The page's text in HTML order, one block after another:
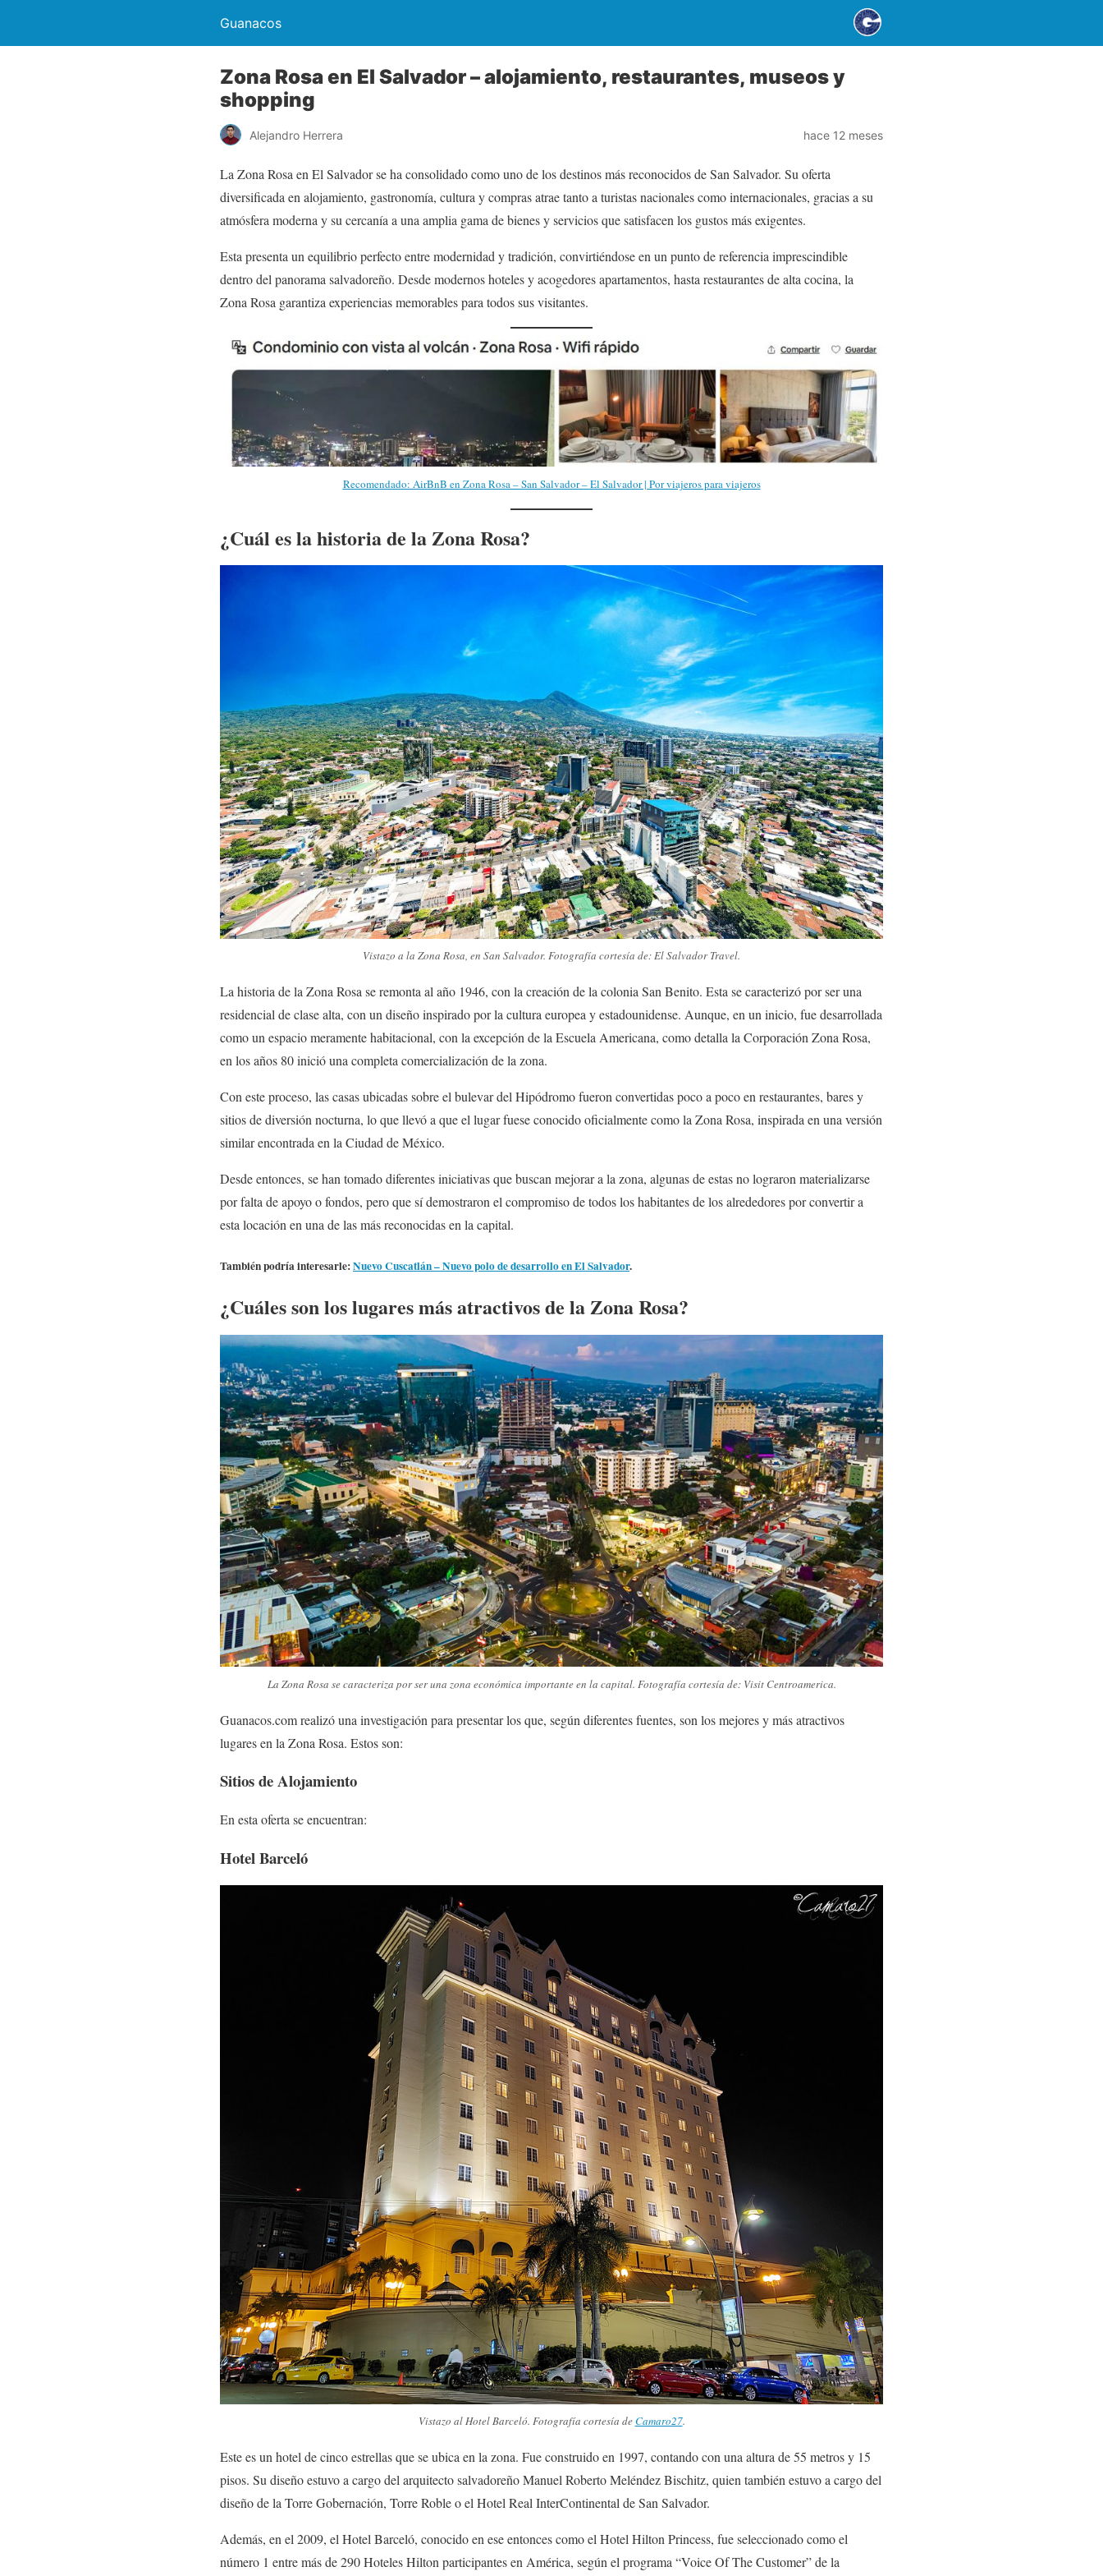
Guanacos
Zona Rosa en El Salvador – alojamiento, restaurantes, museos y
shopping
Alejandro Herrera hace 12 meses
La Zona Rosa en El Salvador se ha consolidado como uno de los destinos más reconocidos de San Salvador. Su oferta
diversificada en alojamiento, gastronomía, cultura y compras atrae tanto a turistas nacionales como internacionales, gracias a su
atmósfera moderna y su cercanía a una amplia gama de bienes y servicios que satisfacen los gustos más exigentes.
Esta presenta un equilibrio perfecto entre modernidad y tradición, convirtiéndose en un punto de referencia imprescindible
dentro del panorama salvadoreño. Desde modernos hoteles y acogedores apartamentos, hasta restaurantes de alta cocina, la
Zona Rosa garantiza experiencias memorables para todos sus visitantes.
Recomendado: AirBnB en Zona Rosa – San Salvador – El Salvador | Por viajeros para viajeros
¿Cuál es la historia de la Zona Rosa?
Vistazo a la Zona Rosa, en San Salvador. Fotografía cortesía de: El Salvador Travel.
La historia de la Zona Rosa se remonta al año 1946, con la creación de la colonia San Benito. Esta se caracterizó por ser una
residencial de clase alta, con un diseño inspirado por la cultura europea y estadounidense. Aunque, en un inicio, fue desarrollada
como un espacio meramente habitacional, con la excepción de la Escuela Americana, como detalla la Corporación Zona Rosa,
en los años 80 inició una completa comercialización de la zona.
Con este proceso, las casas ubicadas sobre el bulevar del Hipódromo fueron convertidas poco a poco en restaurantes, bares y
sitios de diversión nocturna, lo que llevó a que el lugar fuese conocido oficialmente como la Zona Rosa, inspirada en una versión
similar encontrada en la Ciudad de México.
Desde entonces, se han tomado diferentes iniciativas que buscan mejorar a la zona, algunas de estas no lograron materializarse
por falta de apoyo o fondos, pero que sí demostraron el compromiso de todos los habitantes de los alrededores por convertir a
esta locación en una de las más reconocidas en la capital.
También podría interesarle:Nuevo Cuscatlán – Nuevo polo de desarrollo en El Salvador.
¿Cuáles son los lugares más atractivos de la Zona Rosa?
La Zona Rosa se caracteriza por ser una zona económica importante en la capital. Fotografía cortesía de: Visit Centroamerica.
Guanacos.com realizó una investigación para presentar los que, según diferentes fuentes, son los mejores y más atractivos
lugares en la Zona Rosa. Estos son:
Sitios de Alojamiento
En esta oferta se encuentran:
Hotel Barceló
Vistazo al Hotel Barceló. Fotografía cortesía deCamaro27.
Este es un hotel de cinco estrellas que se ubica en la zona. Fue construido en 1997, contando con una altura de 55 metros y 15
pisos. Su diseño estuvo a cargo del arquitecto salvadoreño Manuel Roberto Meléndez Bischitz, quien también estuvo a cargo del
diseño de la Torre Gobernación, Torre Roble o el Hotel Real InterContinental de San Salvador.
Además, en el 2009, el Hotel Barceló, conocido en ese entonces como el Hotel Hilton Princess, fue seleccionado como el
número 1 entre más de 290 Hoteles Hilton participantes en América, según el programa “Voice Of The Customer” de la